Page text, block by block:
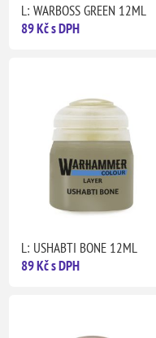
L: WARBOSS GREEN 12ML
89 Kč s DPH
L: USHABTI BONE 12ML
89 Kč s DPH